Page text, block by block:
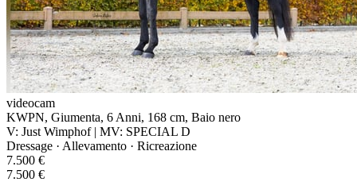
videocam
KWPN, Giumenta, 6 Anni, 168 cm, Baio nero
V: Just Wimphof | MV: SPECIAL D
Dressage · Allevamento · Ricreazione
7.500 €
7.500 €